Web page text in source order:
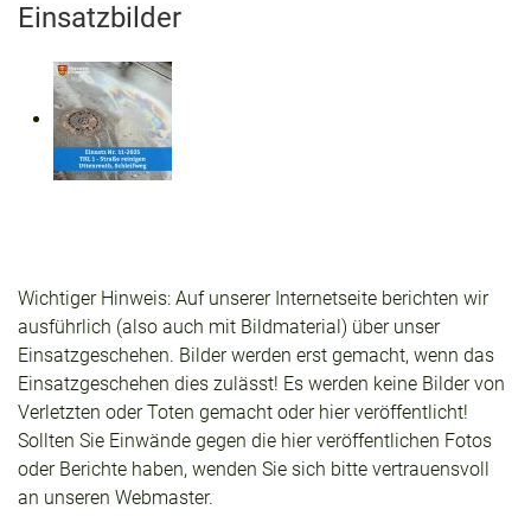
Einsatzbilder
Wichtiger Hinweis: Auf unserer Internetseite berichten wir
ausführlich (also auch mit Bildmaterial) über unser
Einsatzgeschehen. Bilder werden erst gemacht, wenn das
Einsatzgeschehen dies zulässt! Es werden keine Bilder von
Verletzten oder Toten gemacht oder hier veröffentlicht!
Sollten Sie Einwände gegen die hier veröffentlichen Fotos
oder Berichte haben, wenden Sie sich bitte vertrauensvoll
an unseren Webmaster.